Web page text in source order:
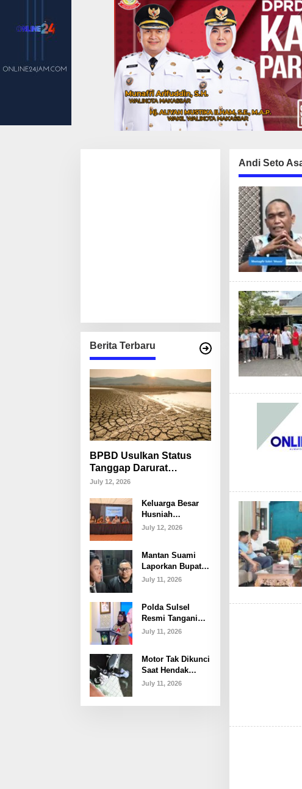
Berita Terbaru
BPBD Usulkan Status
Tanggap Darurat
Kekeringan di Makassar,
Mulai Krisis Air Bersih
July 12, 2026
Keluarga Besar
Husniah
Talenrang
Polemik dan
Proses Hukum
July 12, 2026
Mantan Suami
Laporkan Bupati
Gowa ke Polda
Keterangan Palsu
dan Penggelapan
July 11, 2026
Polda Sulsel
Resmi Tangani
Penyidikan
July 11, 2026
Motor Tak Dikunci
Saat Hendak
Nobar Piala
July 11, 2026
Andi Seto